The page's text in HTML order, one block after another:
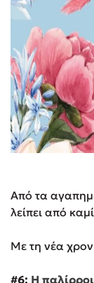
Από τα
λείπει από
Με τη νέα
#6: Η